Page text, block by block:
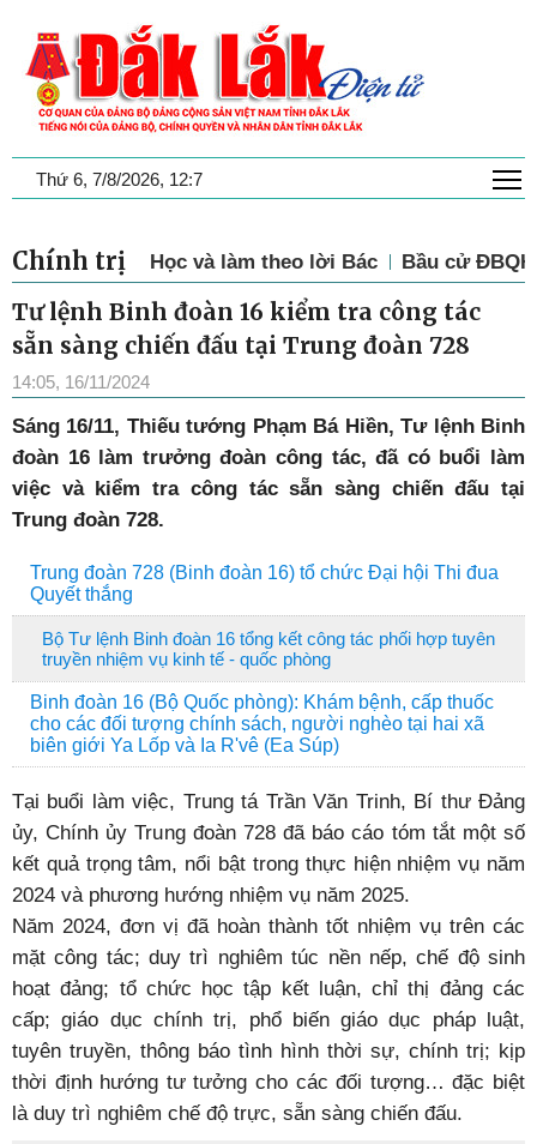
Thứ 6, 7/8/2026, 12:7
Chính trị Học và làm theo lời Bác Bầu cử
Tư lệnh Binh đoàn 16 kiểm tra công tác
sẵn sàng chiến đấu tại Trung đoàn 728
14:05, 16/11/2024
Sáng 16/11, Thiếu tướng Phạm Bá Hiền, Tư lệnh Binh
đoàn 16 làm trưởng đoàn công tác, đã có buổi làm
việc và kiểm tra công tác sẵn sàng chiến đấu tại
Trung đoàn 728.
Trung đoàn 728 (Binh đoàn 16) tổ chức Đại hội Thi đua
Quyết thắng
Bộ Tư lệnh Binh đoàn 16 tổng kết công tác phối hợp tuyên
truyền nhiệm vụ kinh tế - quốc phòng
Binh đoàn 16 (Bộ Quốc phòng): Khám bệnh, cấp thuốc
cho các đối tượng chính sách, người nghèo tại hai xã
biên giới Ya Lốp và Ia R'vê (Ea Súp)
Tại buổi làm việc, Trung tá Trần Văn Trinh, Bí thư Đảng
ủy, Chính ủy Trung đoàn 728 đã báo cáo tóm tắt một số
kết quả trọng tâm, nổi bật trong thực hiện nhiệm vụ năm
2024 và phương hướng nhiệm vụ năm 2025.
Năm 2024, đơn vị đã hoàn thành tốt nhiệm vụ trên các
mặt công tác; duy trì nghiêm túc nền nếp, chế độ sinh
hoạt đảng; tổ chức học tập kết luận, chỉ thị đảng các
cấp; giáo dục chính trị, phổ biến giáo dục pháp luật,
tuyên truyền, thông báo tình hình thời sự, chính trị; kịp
thời định hướng tư tưởng cho các đối tượng… đặc biệt
là duy trì nghiêm chế độ trực, sẵn sàng chiến đấu.